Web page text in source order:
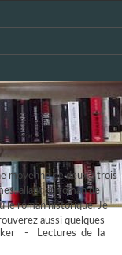
moyenne de deux à trois
allant du roman de
le roman historique. Je
aussi quelques
-
Lectures de la